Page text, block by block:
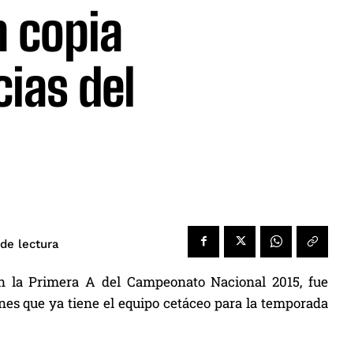
copia
del
de lectura
Primera A del Campeonato Nacional 2015, fue
que ya tiene el equipo cetáceo para la temporada